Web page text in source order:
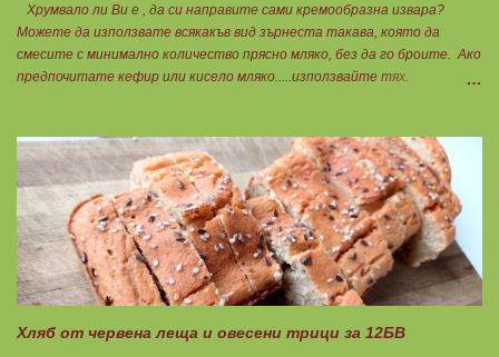
Хрумвало ли Ви е , да си направите сами кремообразна извара?
Можете да използвате всякакъв вид зърнеста такава, която да
смесите с минимално количество прясно мляко, без да го броите. Ако
предпочитате кефир или кисело мляко.....използвайте тях.
приготвяне на всякакви плодови кремчета, крем за торти, за всякакви
разядки и салати... Ако изварата е обезмаслена можете да удвоявате
мазнините. Ако не е, броите като нискомаслен продукт. Можете да
си приготвите по- голямо количество и да съхранявате в хладилник
за няколко дни. Част от моята закуска днес, беше това вкусно
кремче... 🟢1БП извара 50гр. 🟢1БВ череши 8бр. 🟠1БМ орех 1бр.
Ванилия Нека да ни е вкусно заедно! Люси
Хляб от червена леща и овесени трици за 12БВ